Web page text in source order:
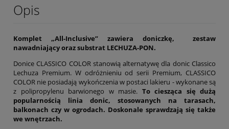
Opis
Komplet „All-Inclusive” zawiera doniczkę, zestaw
nawadniający oraz substrat LECHUZA-PON.
Donice CLASSICO COLOR stanowią alternatywę dla donic Classico
Lechuza Premium. W odróżnieniu od serii Premium, CLASSICO
COLOR nie posiadają wykończenia w postaci lakieru - wykonane są
z polipropylenu barwionego w masie. To ciesząca się dużą
popularnością linia donic, stosowanych na tarasach,
balkonach czy w ogrodach. Doskonale sprawdzają się także
we wnętrzach.